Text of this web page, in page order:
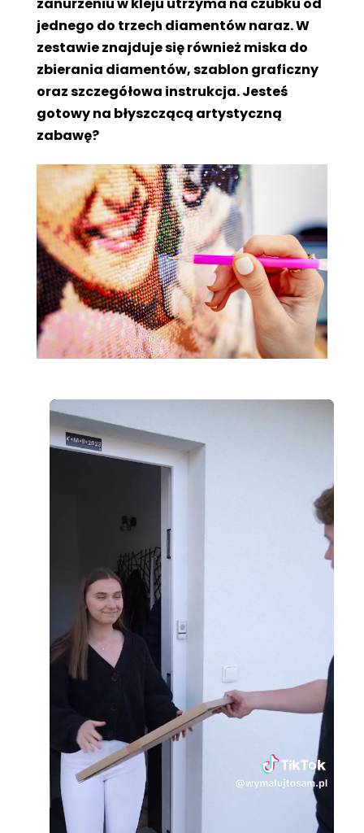
zanurzeniu w kleju utrzyma na czubku od
jednego do trzech diamentów naraz. W
zestawie znajduje się również miska do
zbierania diamentów, szablon graficzny
oraz szczegółowa instrukcja. Jesteś
gotowy na błyszczącą artystyczną
zabawę?